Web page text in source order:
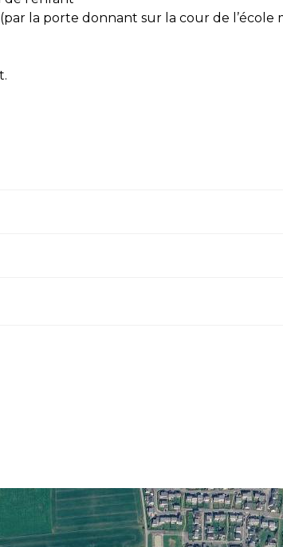
(par la porte donnant sur la cour de l’école